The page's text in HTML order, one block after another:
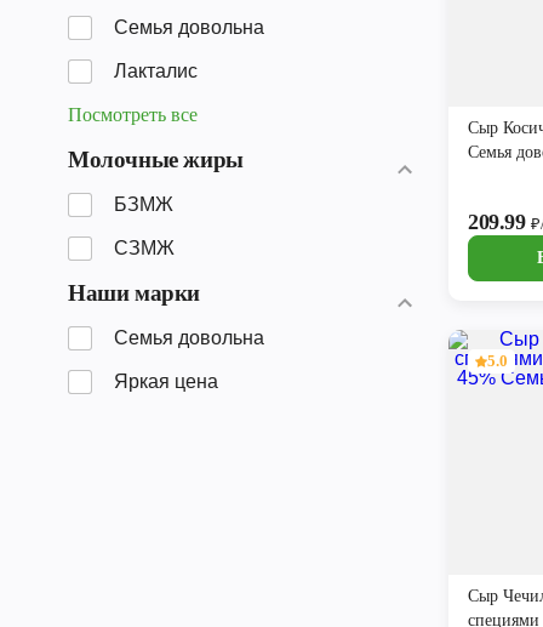
Семья довольна
Лакталис
Посмотреть все
Молочные жиры
БЗМЖ
СЗМЖ
Наши марки
Семья довольна
Яркая цена
Сыр
Семья
209.99
5.0
Сыр
специями